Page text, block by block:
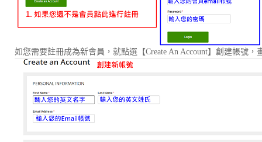
如您需要註冊成為新會員，就點選【Create An Account】創建帳號，